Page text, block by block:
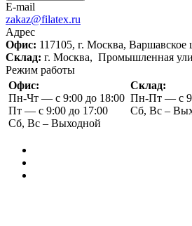
E-mail
zakaz@filatex.ru
Адрес
Офис: 117105, г. Москва, Варшавское
Склад: г. Москва, Промышленная
Режим работы
Офис:
Пн-Чт — с 9:00 до 18:00
Пт — с 9:00 до 17:00
Сб, Вс – Выходной
Склад:
Пн-Пт — с
Сб, Вс –